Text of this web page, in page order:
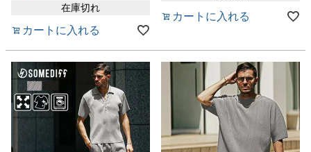
在庫切れ
カートに入れる
カートに入れる